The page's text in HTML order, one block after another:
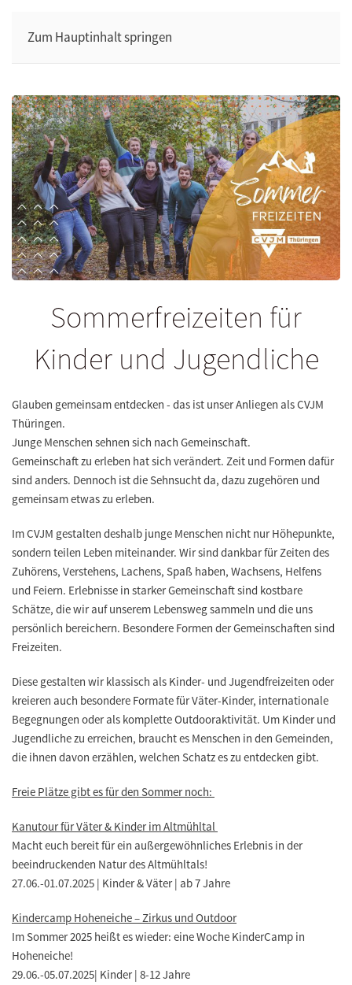
Zum Hauptinhalt springen
Sommerfreizeiten für
Kinder und Jugendliche
Glauben gemeinsam entdecken - das ist unser Anliegen als CVJM
Thüringen.
Junge Menschen sehnen sich nach Gemeinschaft.
Gemeinschaft zu erleben hat sich verändert. Zeit und Formen dafür
sind anders. Dennoch ist die Sehnsucht da, dazu zugehören und
gemeinsam etwas zu erleben.
Im CVJM gestalten deshalb junge Menschen nicht nur Höhepunkte,
sondern teilen Leben miteinander. Wir sind dankbar für Zeiten des
Zuhörens, Verstehens, Lachens, Spaß haben, Wachsens, Helfens
und Feiern. Erlebnisse in starker Gemeinschaft sind kostbare
Schätze, die wir auf unserem Lebensweg sammeln und die uns
persönlich bereichern. Besondere Formen der Gemeinschaften sind
Freizeiten.
Diese gestalten wir klassisch als Kinder- und Jugendfreizeiten oder
kreieren auch besondere Formate für Väter-Kinder, internationale
Begegnungen oder als komplette Outdooraktivität. Um Kinder und
Jugendliche zu erreichen, braucht es Menschen in den Gemeinden,
die ihnen davon erzählen, welchen Schatz es zu entdecken gibt.
Freie Plätze gibt es für den Sommer noch:
Kanutour für Väter & Kinder im Altmühltal
Macht euch bereit für ein außergewöhnliches Erlebnis in der
beeindruckenden Natur des Altmühltals!
27.06.-01.07.2025 | Kinder & Väter | ab 7 Jahre
Kindercamp Hoheneiche – Zirkus und Outdoor
Im Sommer 2025 heißt es wieder: eine Woche KinderCamp in
Hoheneiche!
29.06.-05.07.2025| Kinder | 8-12 Jahre